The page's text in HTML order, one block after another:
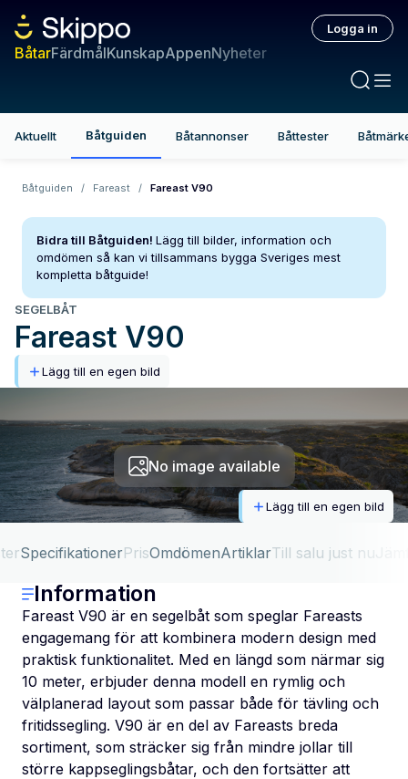
BåtarFärdmålKunskapAppenNyheter
Logga in
Aktuellt Båtguiden Båtannonser Båttester
Båtguiden / Fareast / Fareast V90
Bidra till Båtguiden! Lägg till bilder, information och
omdömen så kan vi tillsammans bygga Sveriges mest
kompletta båtguide!
SEGELBÅT
Fareast V90
Lägg till en egen bild
No image available
Lägg till en egen bild
SpecifikationerPrisOmdömenArtiklarTill salu just nu
Information
Fareast V90 är en segelbåt som speglar Fareasts
engagemang för att kombinera modern design med
praktisk funktionalitet. Med en längd som närmar sig
10 meter, erbjuder denna modell en rymlig och
välplanerad layout som passar både för tävling och
fritidssegling. V90 är en del av Fareasts breda
sortiment, som sträcker sig från mindre jollar till
större kappseglingsbåtar, och den fortsätter att